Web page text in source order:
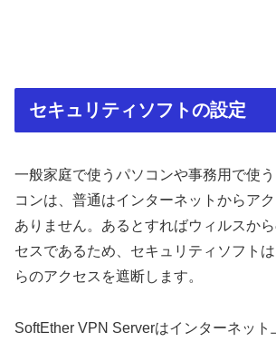
セキュリティソフトの設定
一般家庭で使うパソコンや事務用で使
コンは、普通はインターネットからア
ありません。あるとすればウィルスか
セスであるため、セキュリティソフト
らのアクセスを遮断します。
SoftEther VPN Serverはインターネット